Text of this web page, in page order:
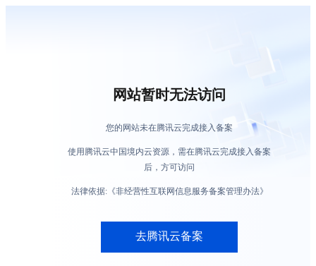
网站暂时无法访问
您的网站未在腾讯云完成接入备案
使用腾讯云中国境内云资源，需在腾讯云完成接入备案
后，方可访问
法律依据:《非经营性互联网信息服务备案管理办法》
去腾讯云备案